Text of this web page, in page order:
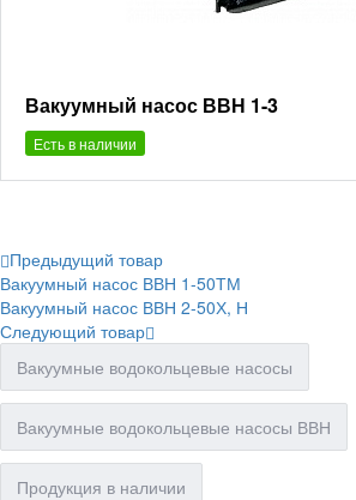
Вакуумный насос ВВН 1-3
Есть в наличии
Предыдущий товар
Вакуумный насос ВВН 1-50ТМ
Вакуумный насос ВВН 2-50Х, Н
Следующий товар
Вакуумные водокольцевые насосы
Вакуумные водокольцевые насосы ВВН
Продукция в наличии